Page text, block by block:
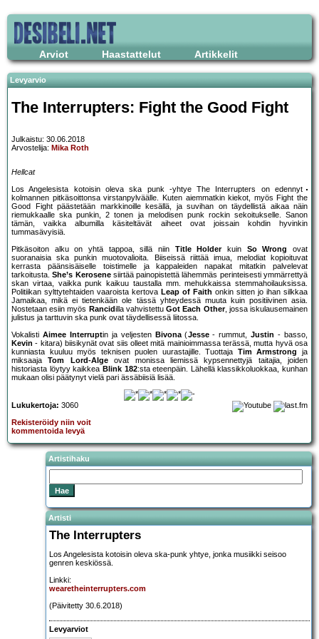
Arviot Haastattelut Artikkelit
Levyarvio
The Interrupters: Fight the Good Fight
Julkaistu: 30.06.2018
Arvostelija: Mika Roth
Hellcat
Los Angelesista kotoisin oleva ska punk -yhtye The Interrupters on edennyt
kolmannen pitkäsoittonsa virstanpylväälle. Kuten aiemmatkin kiekot, myös Fight the
Good Fight päästetään markkinoille kesällä, ja suvihan on täydellistä aikaa näin
riemukkaalle ska punkin, 2 tonen ja melodisen punk rockin sekoitukselle. Sanon
tämän, vaikka albumilla käsiteltävät aiheet ovat joissain kohdin hyvinkin
tummasävyisiä.
Pitkäsoiton alku on yhtä tappoa, sillä niin Title Holderkuin So Wrong
ovat
suoranaisia ska punkin muotovalioita. Biiseissä riittää imua, melodiat kopioituvat
kerrasta päänsisäiselle toistimelle ja kappaleiden napakat mitatkin palvelevat
tarkoitusta.She’s Kerosenesiirtää painopistettä lähemmäs perinteisesti ymmärrettyä
skan virtaa, vaikka punk kaikuu taustalla mm. mehukkaissa stemmahoilauksissa.
Politiikan sylttytehtaiden vaaroista kertova Leap of Faith onkin sitten jo ihan silkkaa
Jamaikaa, mikä ei tietenkään ole tässä yhteydessä muuta kuin positiivinen asia.
Nostetaan esiin myös Rancidilla vahvistettuGot Each Other, jossa iskulausemainen
julistus ja tarttuvin ska punk ovat täydellisessä liitossa.
Vokalisti Aimee Interruptin ja veljesten Bivona(Jesse- rummut,Justin - basso,
Kevin - kitara) biisikynät ovat siis olleet mitä mainioimmassa terässä, mutta hyvä osa
kunniasta kuuluu myös teknisen puolen uurastajille. Tuottaja Tim Armstrong
ja
miksaajaTom Lord-Algeovat monissa liemissä kypsennettyjä taitajia, joiden
historiasta löytyy kaikkea Blink 182:sta eteenpäin. Lähellä klassikkoluokkaa, kunhan
mukaan olisi päätynyt vielä pari ässäbiisiä lisää.
Lukukertoja: 3060
Rekisteröidy niin voit
kommentoida levyä
Artistihaku
Artisti
The Interrupters
Los Angelesista kotoisin oleva ska-punk yhtye, jonka musiikki seisoo
genren keskiössä.
Linkki:
wearetheinterrupters.com
(Päivitetty 30.6.2018)
Levyarviot